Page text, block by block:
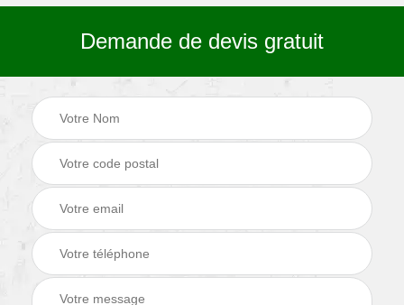
Demande de devis gratuit